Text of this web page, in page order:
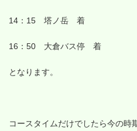
14：15 塔ノ岳 着
16：50 大倉バス停 着
となります。
コースタイムだけでしたら今の時